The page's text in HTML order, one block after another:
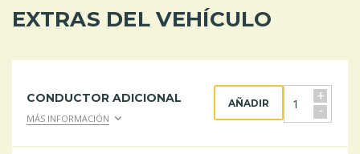
EXTRAS DEL VEHÍCULO
CONDUCTOR ADICIONAL
MÁS INFORMACIÓN
+
-
AÑADIR